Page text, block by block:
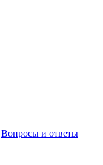
Вопросы и ответы